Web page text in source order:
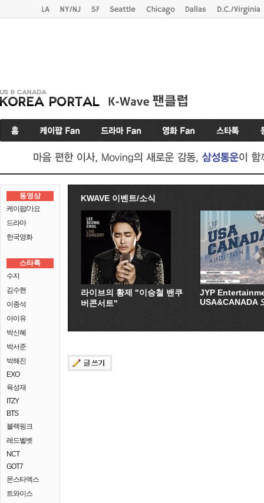
동영상
케이팝/가요
드라마
한국영화
스타톡
수지
김수현
이종석
아이유
박신혜
박서준
박해진
EXO
육성재
ITZY
BTS
블랙핑크
레드벨벳
NCT
GOT7
몬스타엑스
트와이스
KWAVE 이벤트/소식
라이브의 황제 "이승철 밴쿠
버콘서트"
JYP
USA&CANADA